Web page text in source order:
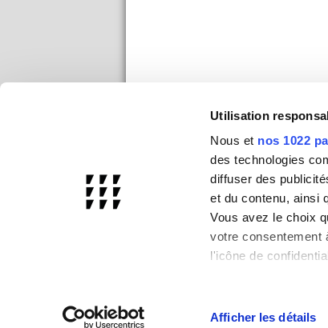
Utilisation
Nous et nos 1022
des technologies
diffuser des
et du contenu, ainsi
Vous avez le choix
votre consentement
l'icône de
Collecter
Afficher les détails